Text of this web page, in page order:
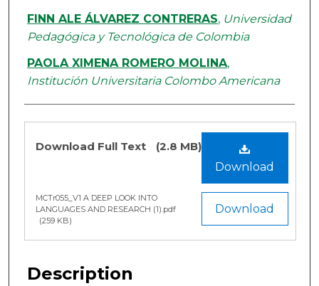
FINN ALE ÁLVAREZ CONTRERAS, Universidad
Pedagógica y Tecnológica de Colombia
PAOLA XIMENA ROMERO MOLINA,
Institución Universitaria Colombo Americana
Download
Download Full Text (2.8 MB)
Download
MCTr055_V1 A DEEP LOOK INTO
LANGUAGES AND RESEARCH (1).pdf
(259 KB)
Description